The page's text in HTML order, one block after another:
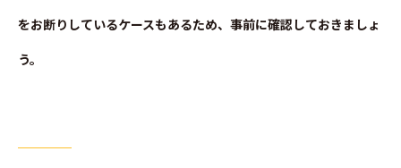
をお断りしているケースもあるため、事前に確認しておきましょ
う。